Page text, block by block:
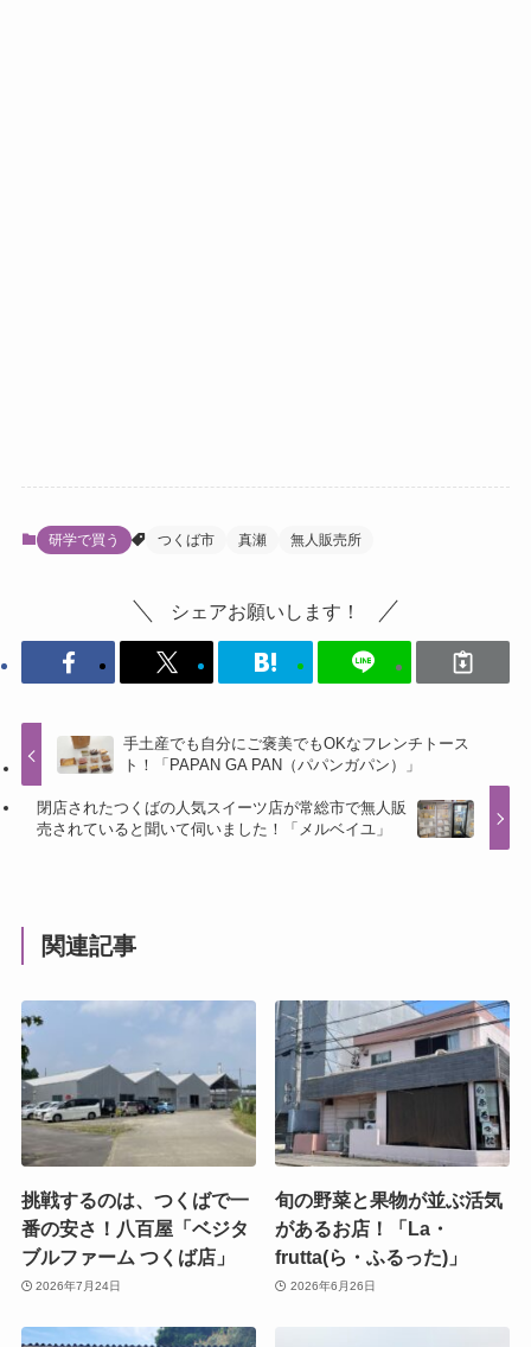
研学で買う つくば市 真瀬 無人販売所
シェアお願いします！
手土産でも自分にご褒美でもOKなフレンチトース
ト！「PAPAN GA PAN（パパンガパン）」
閉店されたつくばの人気スイーツ店が常総市で無人販
売されていると聞いて伺いました！「メルベイユ」
関連記事
挑戦するのは、つくばで一
番の安さ！八百屋「ベジタ
ブルファーム つくば店」
2026年7月24日
旬の野菜と果物が並ぶ活気
があるお店！「La・
frutta(ら・ふるった)」
2026年6月26日